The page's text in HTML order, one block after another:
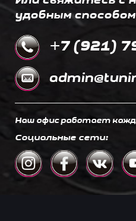
удобным
+7 (921)
Наш офис работает
Социальные сети: